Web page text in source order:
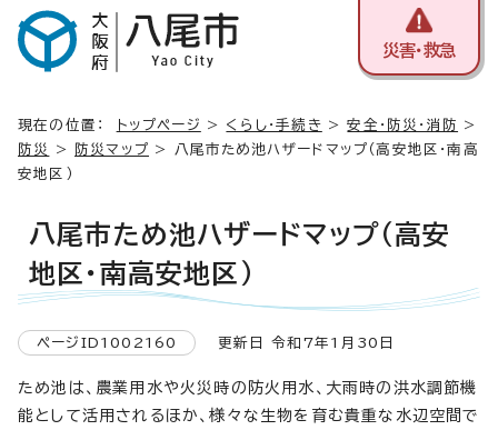
災害・救急
現在の位置： トップページ > くらし・手続き >安全・防災・消防
>
防災
> 防災マップ > 八尾市ため池ハザードマップ（高安地区・南高
安地区）
八尾市ため池ハザードマップ（高安
地区・南高安地区）
ページID1002160 更新日 令和7年1月30日
ため池は、農業用水や火災時の防火用水、大雨時の洪水調節機
能として活用されるほか、様々な生物を育む貴重な水辺空間で